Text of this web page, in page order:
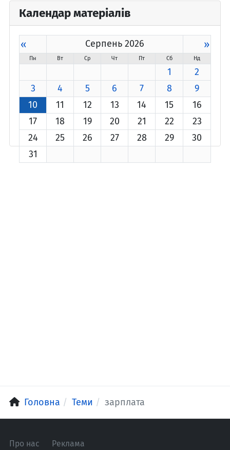
Календар матеріалів
« Серпень 2026 »
Пн Вт Ср Чт Пт Сб Нд
1
2
3
4 5 6 7 8
9
10
11 12 13 14 15
16
17
18 19 20 21 22
23
24
25 26 27 28 29
30
31
Головна Теми зарплата
Про нас Реклама